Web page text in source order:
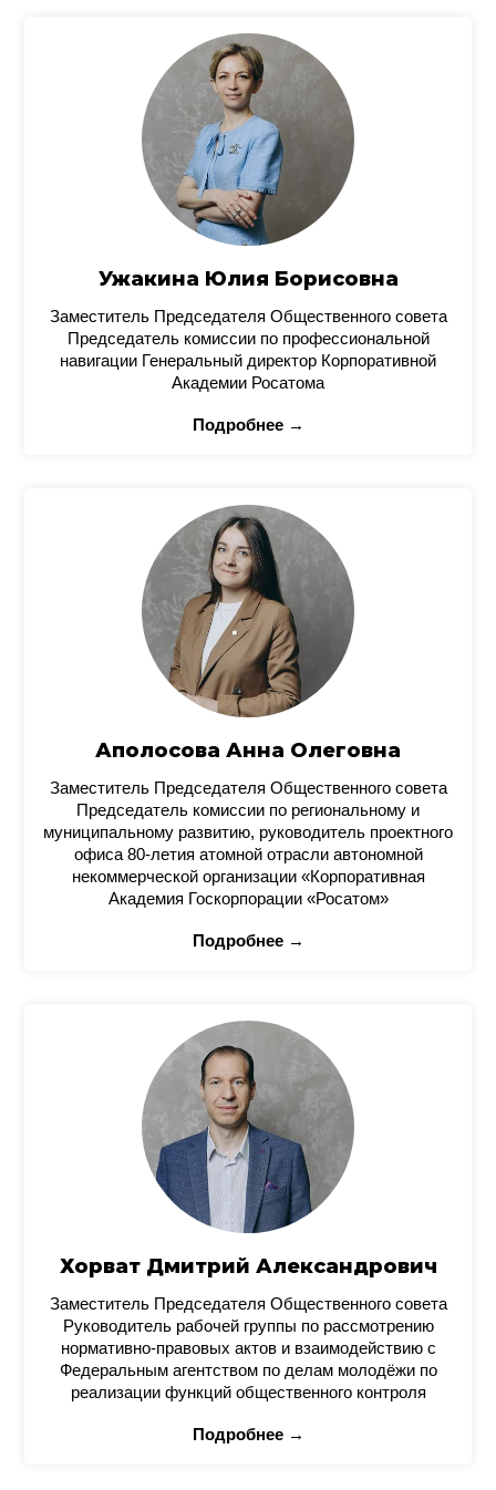
Ужакина Юлия Борисовна
Заместитель Председателя Общественного совета
Председатель комиссии по профессиональной
навигации Генеральный директор Корпоративной
Академии Росатома
Подробнее →
Аполосова Анна Олеговна
Заместитель Председателя Общественного совета
Председатель комиссии по региональному и
муниципальному развитию, руководитель проектного
офиса 80-летия атомной отрасли автономной
некоммерческой организации «Корпоративная
Академия Госкорпорации «Росатом»
Подробнее →
Хорват Дмитрий Александрович
Заместитель Председателя Общественного совета
Руководитель рабочей группы по рассмотрению
нормативно-правовых актов и взаимодействию с
Федеральным агентством по делам молодёжи по
реализации функций общественного контроля
Подробнее →